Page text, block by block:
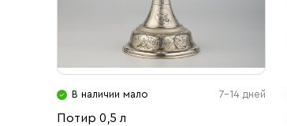
В наличии мало 7-14 дней
Потир 0,5 л